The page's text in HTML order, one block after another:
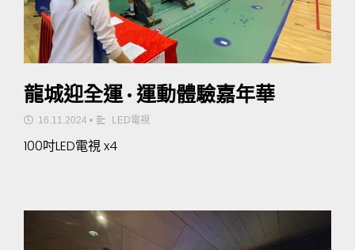
龍城迎全運 · 運動體驗嘉年華
16.11.2024 • LED電視
100吋LED電視 x4